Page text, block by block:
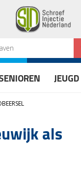
JEUGD
als